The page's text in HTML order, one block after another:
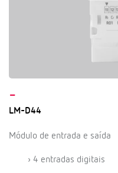
–
LM-D44
Módulo de entrada e saída
› 4 entradas digitais